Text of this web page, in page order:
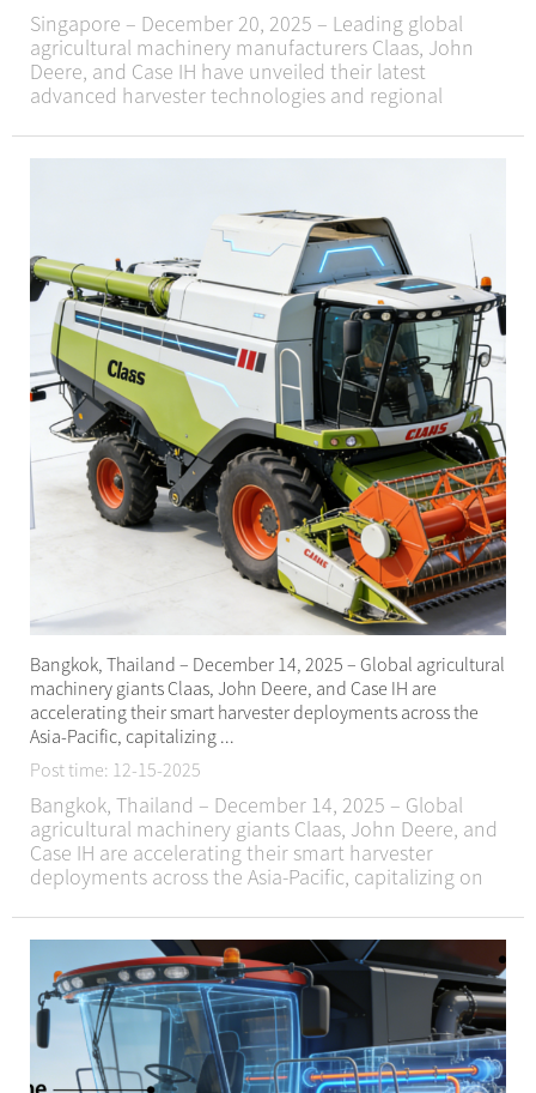
Singapore – December 20, 2025 – Leading global
agricultural machinery manufacturers Claas, John
Deere, and Case IH have unveiled their latest
advanced harvester technologies and regional
Agricultural Technology Summit, which kicked off
here to...
Bangkok, Thailand – December 14, 2025 – Global agricultural
machinery giants Claas, John Deere, and Case IH are
accelerating their smart harvester deployments across the
Asia-Pacific, capitalizing ...
Post time: 12-15-2025
Bangkok, Thailand – December 14, 2025 – Global
agricultural machinery giants Claas, John Deere, and
Case IH are accelerating their smart harvester
deployments across the Asia-Pacific, capitalizing on
government subsidies for agricultural moder...